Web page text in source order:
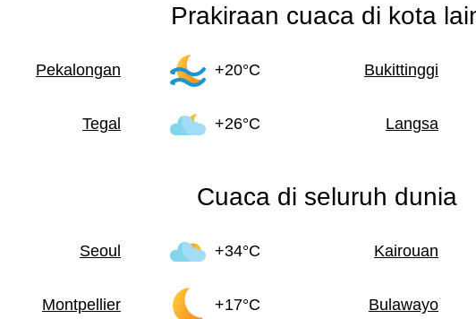
Prakiraan cuaca di kota
Pekalongan +20°C Bukittinggi
Tegal +26°C Langsa
Cuaca di seluruh dunia
Seoul +34°C Kairouan
Montpellier +17°C Bulawayo